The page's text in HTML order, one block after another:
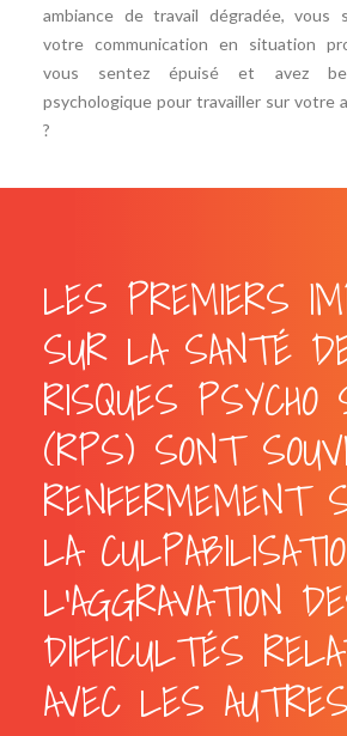
ambiance de travail dégradée, vous
votre communication en situation
vous sentez épuisé et avez
psychologique pour travailler sur votre
?
LES PREMIERS
SUR LA SANTÉ
RISQUES PSYCHO
(RPS) SONT
RENFERMEMENT
LA
L’AGGRAVATION
DIFFICULTÉS
AVEC LES